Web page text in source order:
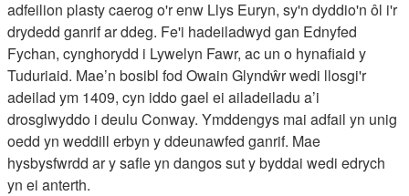
adfeilion plasty caerog o'r enw Llys Euryn, sy'n dyddio'n ôl i'r
drydedd ganrif ar ddeg. Fe'i hadeiladwyd gan Ednyfed
Fychan, cynghorydd i Lywelyn Fawr, ac un o hynafiaid y
Tuduriaid. Mae’n bosibl fod Owain Glyndŵr wedi llosgi'r
adeilad ym 1409, cyn iddo gael ei ailadeiladu a’i
drosglwyddo i deulu Conway. Ymddengys mai adfail yn unig
oedd yn weddill erbyn y ddeunawfed ganrif. Mae
hysbysfwrdd ar y safle yn dangos sut y byddai wedi edrych
yn ei anterth.